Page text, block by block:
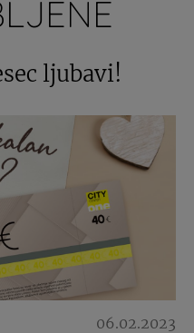
ljubavi!
06.02.2023